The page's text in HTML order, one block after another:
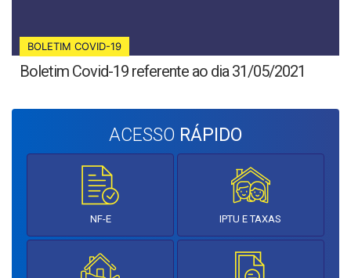
BOLETIM COVID-19
Boletim Covid-19 referente ao dia 31/05/2021
ACESSO RÁPIDO
NF-E IPTU E TAXAS